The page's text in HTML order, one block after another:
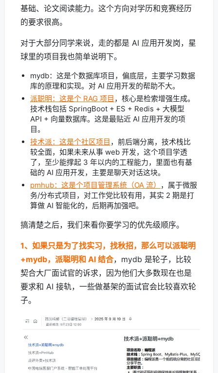
基础、论文阅读能力。这个方向对学历和竞赛经历
的要求很高。
对于大部分同学来说，走的都是 AI 应用开发岗，星
球里的项目我也简单说明下。
mydb：这是个数据库项目，偏底层，主要学习数据
库的原理和实现。对 AI 应用开发的帮助不大。
派聪明：这是个 RAG 项目 ，核心是检索增强生成。
技术栈包括 SpringBoot + ES + Redis + 大模型
API + 向量数据库。这是最贴近 AI 应用开发的项
目。
技术派：这是个社区项目 ，前后端分离，技术栈比
较全面，如果未来从事 web 开发，这个项目学透
了，至少能撑起 3 年以内的工程能力，里面也有基
础的 AI 应用开发，主要是聊天对话这块。
pmhub：这是个项目管理系统（OA 流）
，属于微服
务/分布式项目，对工作党比较有用，其实 2 期是打
算做 AI 智能化的，后期再加强吧。
搞清楚之后，我们来看你要学习的优先级顺序。
1、如果只是为了找实习，找秋招，那么可以派聪明
+mydb，派聪明和 AI 结合，mydb 是轮子，比较
契合大厂面试官的诉求，因为他们大多数现在也是
要求和 AI 接轨，一些做基架的面试官会比较喜欢轮
子。